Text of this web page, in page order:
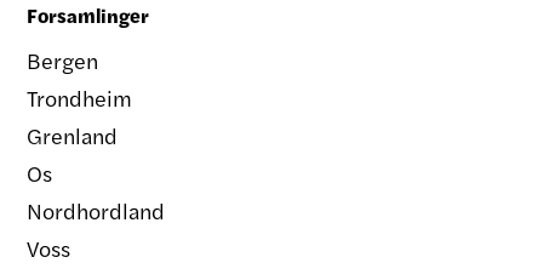
Forsamlinger
Bergen
Trondheim
Grenland
Os
Nordhordland
Voss